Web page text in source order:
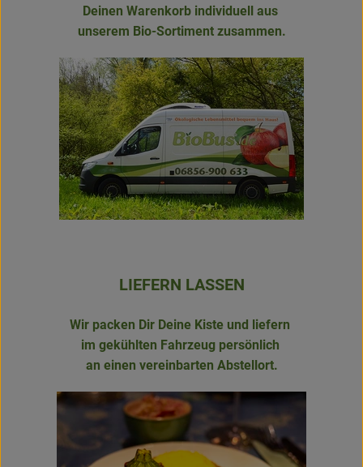
Schnupperangebote
Newsletter
Deinen Warenkorb individuell aus
unserem Bio-Sortiment zusammen.
LIEFERN LASSEN
Wir packen Dir Deine Kiste und liefern
im gekühlten Fahrzeug persönlich
an einen vereinbarten Abstellort.